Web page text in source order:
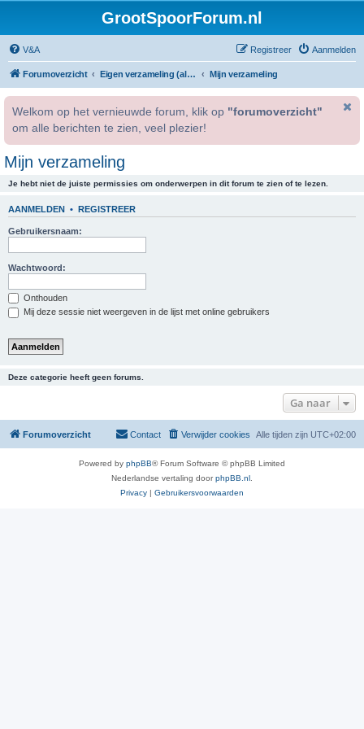
GrootSpoorForum.nl
V&A Aanmelden
Registreer
Forumoverzicht Eigen verzameling (alleen voor geregistreerde gebruikers). Mijn verzameling
Welkom op het vernieuwde forum, klik op "forumoverzicht"
om alle berichten te zien, veel plezier!
Mijn verzameling
Je hebt niet de juiste permissies om onderwerpen in dit forum te zien of te lezen.
AANMELDEN • REGISTREER
Gebruikersnaam:
Wachtwoord:
Onthouden
Mij deze sessie niet weergeven in de lijst met online gebruikers
Deze categorie heeft geen forums.
Ga naar
Forumoverzicht Alle tijden zijn UTC+02:00
Verwijder cookies
Contact
Powered by phpBB® Forum Software © phpBB Limited
Nederlandse vertaling doorphpBB.nl
Privacy | Gebruikersvoorwaarden